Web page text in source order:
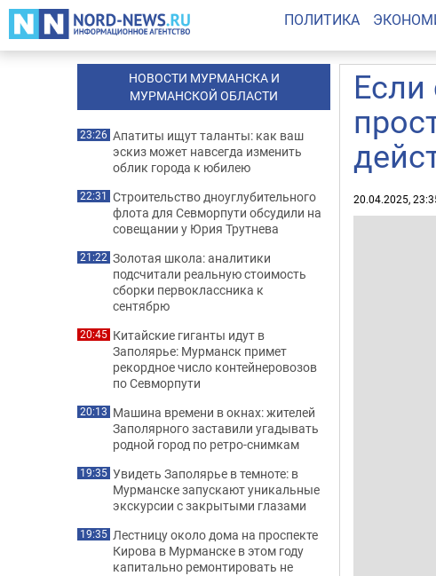
ПОЛИТИКА
Если
20.04.2025,
НОВОСТИ МУРМАНСКА И
МУРМАНСКОЙ ОБЛАСТИ
23:26 Апатиты ищут таланты: как ваш
эскиз может навсегда изменить
облик города к юбилею
22:31 Строительство дноуглубительного
флота для Севморпути обсудили на
совещании у Юрия Трутнева
21:22 Золотая школа: аналитики
подсчитали реальную стоимость
сборки первоклассника к
сентябрю
20:45 Китайские гиганты идут в
Заполярье: Мурманск примет
рекордное число контейнеровозов
по Севморпути
20:13 Машина времени в окнах: жителей
Заполярного заставили угадывать
родной город по ретро-снимкам
19:35 Увидеть Заполярье в темноте: в
Мурманске запускают уникальные
экскурсии с закрытыми глазами
19:35 Лестницу около дома на проспекте
Кирова в Мурманске в этом году
капитально ремонтировать не